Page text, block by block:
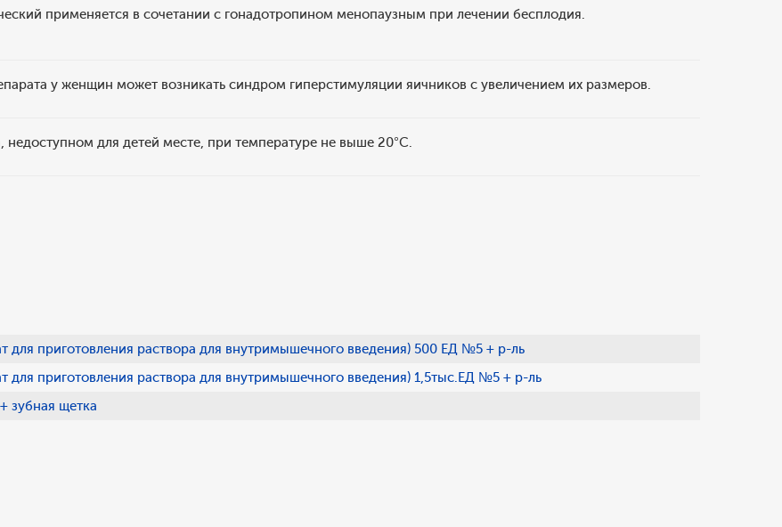
применяется в сочетании с гонадотропином менопаузным при лечении бесплодия.
у женщин может возникать синдром гиперстимуляции яичников с увеличением их размеров.
недоступном для детей месте, при температуре не выше 20°C.
для приготовления раствора для внутримышечного введения) 500 ЕД №5 + р-ль
для приготовления раствора для внутримышечного введения) 1,5тыс.ЕД №5 + р-ль
зубная щетка